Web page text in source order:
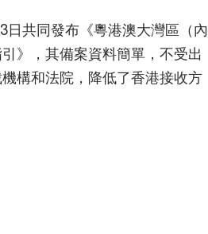
共同發布《粵港澳大灣區（內
》，其備案資料簡單，不受出
構和法院，降低了香港接收方